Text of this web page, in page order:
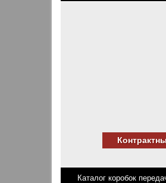
Каталог коробок